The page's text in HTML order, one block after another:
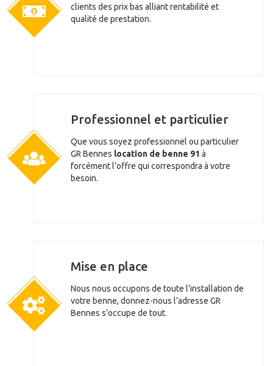
clients des prix bas alliant rentabilité et
qualité de prestation.
Professionnel et particulier
Que vous soyez professionnel ou particulier
GR Bennes location de benne 91 à
forcément l’offre qui correspondra à votre
besoin.
Mise en place
Nous nous occupons de toute l’installation de
votre benne, donnez-nous l’adresse GR
Bennes s’occupe de tout.